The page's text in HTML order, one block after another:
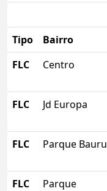
Tipo
Bairro
FLC
Centro
FLC Jd Europa
FLC Parque Bauru
FLC
Parque